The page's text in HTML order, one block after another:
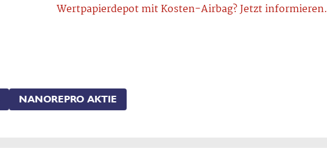
Wertpapierdepot mit Kosten-Airbag? Jetzt informieren.
NANOREPRO AKTIE